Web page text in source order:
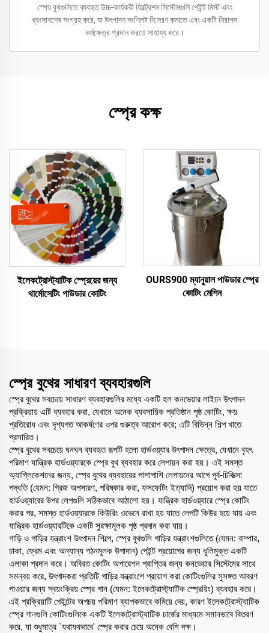
স্প্রে বুথগুলিতে ব্যবহৃত উচ্চ-কার্যকরী ফিল্ট্রেশন সিস্টেমগুলি পেইন্ট মিস্ট এবং
ধ্বংসাবশেষ সংগ্রহ করে, যা উৎপাদন সংশ্লিষ্ট নি:সরণ কমাতে এবং একটি নিরাপদ
কর্মক্ষেত্র প্রদান করতে সাহায্য করে।
স্প্রে কক্ষ
ইলেকট্রোস্ট্যাটিক স্প্রেয়ের জন্য
থার্মোসেটিং পাউডার কোটিং
OURS900 ম্যানুয়াল পাউডার স্প্রে
কোটিং মেশিন
স্প্রে বুথের সাধারণ ব্যবহারগুলি
স্প্রে বুথের সবচেয়ে সাধারণ ব্যবহারগুলির মধ্যে একটি হল কনভেয়ার লাইনে উৎপাদন
প্রক্রিয়ায় এটি ব্যবহার করা, যেখানে অনেক ব্যবসায়িক প্রতিষ্ঠান পৃষ্ঠ কোটিং, ক্ষয়
প্রতিরোধ এবং দৃশ্যগত আকর্ষণের ওপর গুরুত্ব আরোপ করে; এটি বিভিন্ন শিল্প খাতে
প্রসারিত।
স্প্রে বুথের সবচেয়ে ঘনঘন ব্যবহৃত রূপটি হলো হার্ডওয়্যার উৎপাদন ক্ষেত্রে, যেখানে বৃহৎ
পরিমাণ যান্ত্রিক হার্ডওয়্যারকে স্প্রে বুথ ব্যবহার করে লেপায়ন করা হয়। এই সমস্ত
অ্যাপ্লিকেশনের জন্য, স্প্রে বুথের ব্যবহারের পাশাপাশি লেপায়নের আগে পূর্ব-চিকিত্সা
পদ্ধতি (যেমন: গ্রিজ অপসারণ, পরিষ্কার করা, ফসফেটিং ইত্যাদি) প্রয়োগ করা হয় যাতে
হার্ডওয়্যারের উপর লেপগুলি সঠিকভাবে আঠালো হয়। যান্ত্রিক হার্ডওয়্যারে স্প্রে কোটিং
করার পর, সমস্ত হার্ডওয়্যারকে কিউরিং ওভেনে রাখা হয় যাতে লেপটি কিউর হয়ে যায় এবং
যান্ত্রিক হার্ডওয়্যারটিকে একটি সুরক্ষামূলক পৃষ্ঠ প্রদান করা যায়।
গাড়ি ও গাড়ির যন্ত্রাংশ উৎপাদন শিল্পে, স্প্রে বুথগুলি গাড়ির যন্ত্রাংশগুলিতে (যেমন: বাম্পার,
চাকা, ফ্রেম এবং অন্যান্য গঠনমূলক উপাদান) পেইন্ট প্রয়োগের জন্য ধূলিমুক্ত একটি
এলাকা প্রদান করে। অবিরত কোটিং অপারেশন প্রাপ্তির জন্য কনভেয়ার সিস্টেমের সাথে
সমন্বয় করে, উৎপাদকরা প্রতিটি গাড়ির যন্ত্রাংশে প্রয়োগ করা কোটিংগুলির সুসঙ্গত আবরণ
পাওয়ার জন্য স্বয়ংক্রিয় স্প্রে গান (যেমন: ইলেকট্রোস্ট্যাটিক স্প্রেয়িং) ব্যবহার করে।
এই প্রক্রিয়াটি পেইন্টের অপচয় পরিমাণ ব্যাপকভাবে কমিয়ে দেয়, কারণ ইলেকট্রোস্ট্যাটিক
স্প্রে গানগুলি কোটিংগুলিকে একটি ইলেকট্রোস্ট্যাটিক চার্জের মাধ্যমে সমানভাবে বিতরণ
করে, যা শুধুমাত্র `যথাযথভাবে' স্প্রে করার চেয়ে অনেক বেশি দক্ষ।